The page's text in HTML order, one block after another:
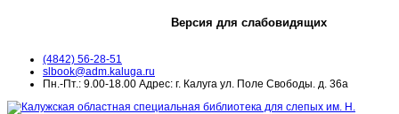
Версия для слабовидящих
(4842) 56-28-51
slbook@adm.kaluga.ru
Пн.-Пт.: 9.00-18.00 Адрес: г. Калуга ул. Поле Свободы. д. 36а